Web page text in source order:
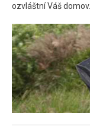
ozvláštní Váš domov.